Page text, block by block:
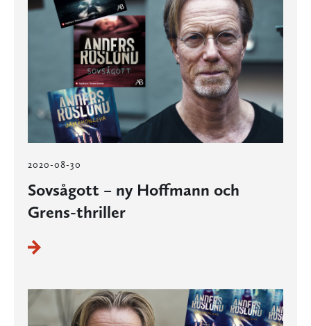
2020-08-30
Sovsågott – ny Hoffmann och
Grens-thriller